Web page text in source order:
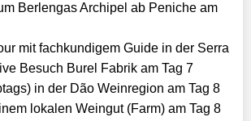
Berlengas Archipel ab Peniche am
mit fachkundigem Guide in der Serra
Besuch Burel Fabrik am Tag 7
in der Dão Weinregion am Tag 8
lokalen Weingut (Farm) am Tag 8